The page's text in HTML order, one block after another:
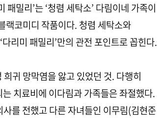
밀리’는 ‘청렴 세탁소’ 다림이네 가족이
랙코미디 작품이다. 청렴 세탁소와
리미 패밀리’만의 관전 포인트로 꼽힌다.
귀 망막염을 앓고 있었던 것. 다행히
치료비에 이다림과 가족들은 좌절했다.
를 전했고 다른 자녀들인 이무림(김현준